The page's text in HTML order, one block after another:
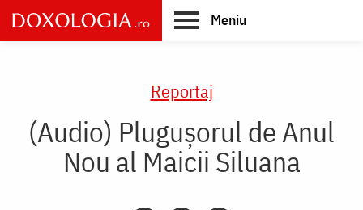
Skip
to
main
Meniu
Reportaj
(Audio) Plugușorul de Anul
Nou al Maicii Siluana